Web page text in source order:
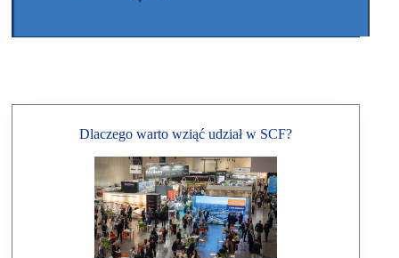
Dlaczego warto wziąć udział w SCF?